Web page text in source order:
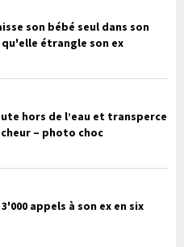
son bébé seul dans son
étrangle son ex
hors de l’eau et transperce
– photo choc
appels à son ex en six